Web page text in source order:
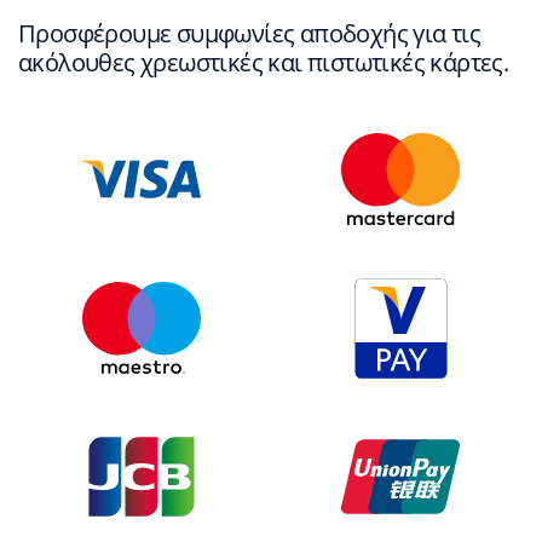
Προσφέρουμε συμφωνίες αποδοχής για τις
ακόλουθες χρεωστικές και πιστωτικές κάρτες.